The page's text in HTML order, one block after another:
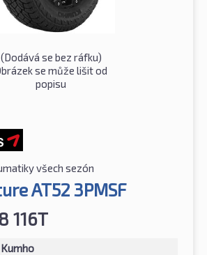
(Dodává se bez ráfku)
se může lišit od
popisu
všech sezón
AT52 3PMSF
116T
Kumho